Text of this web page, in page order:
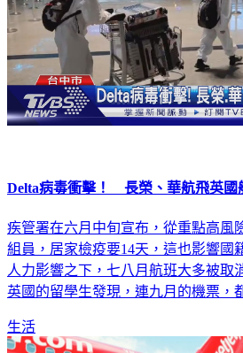
Delta病毒衝擊！ 長榮、華航飛英國
疾管署在六月中旬宣布，從重點高風
組員，居家檢疫要14天，這也影響國
人力影響之下，七八月航班大多被取
英國的留學生發現，連九月的機票，
生活